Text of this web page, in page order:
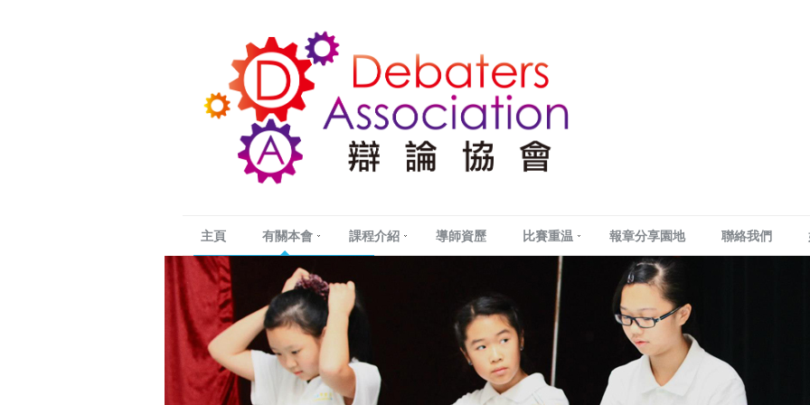
主頁 有關本會 課程介紹 導師資歷 比賽重温 報章分享園地 聯絡我們